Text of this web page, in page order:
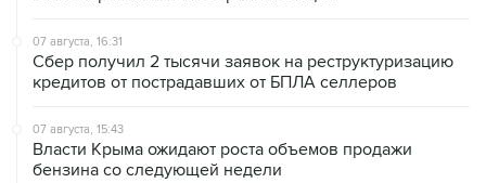
07 августа, 16:31
Сбер получил 2 тысячи заявок на реструктуризацию
кредитов от пострадавших от БПЛА селлеров
07 августа, 15:43
Власти Крыма ожидают роста объемов продажи
бензина со следующей недели